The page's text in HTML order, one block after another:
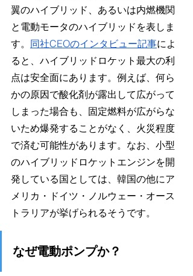
翼のハイブリッド、あるいは内燃機関
と電動モータのハイブリッドを表しま
す。 同社CEOのインタビュー記事によ
ると、ハイブリッドロケット最大の利
点は安全面にあります。例えば、何ら
かの原因で酸化剤が露出して広がって
しまった場合も、固定燃料が広がらな
いため爆発することがなく、火災程度
で済む可能性があります。なお、小型
のハイブリッドロケットエンジンを開
発している国としては、韓国の他にア
メリカ・ドイツ・ノルウェー・オース
トラリアが挙げられるそうです。
なぜ電動ポンプか？